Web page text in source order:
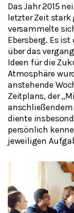
Das Jahr 2015
letzter Zeit stark
versammelte
Ebersberg. Es
über das
Ideen für die
Atmosphäre
anstehende
Zeitplans, der
diente
persönlich
jeweiligen